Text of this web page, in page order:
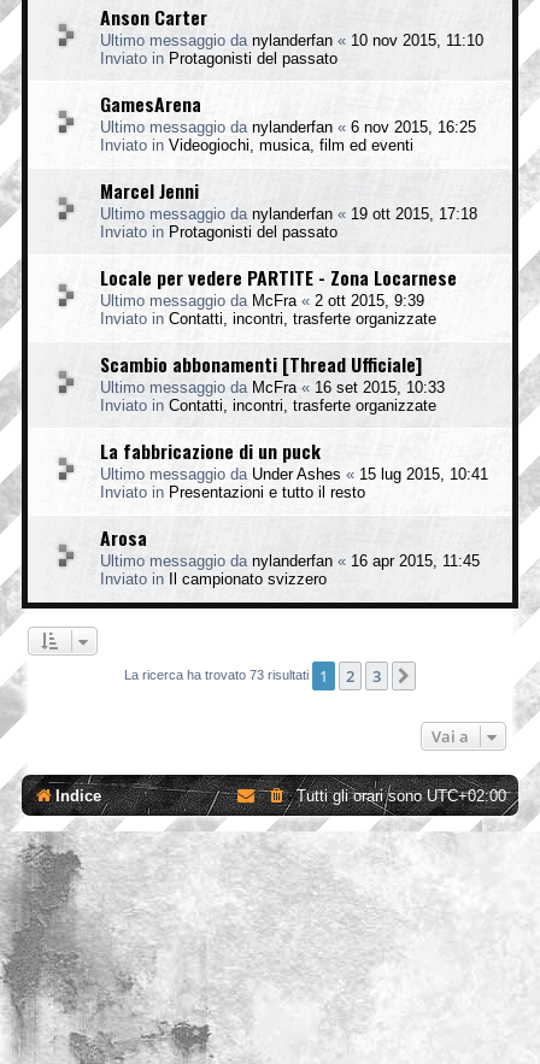
Anson Carter
Ultimo messaggio da nylanderfan « 10 nov 2015, 11:10
Inviato in Protagonisti del passato
GamesArena
Ultimo messaggio da nylanderfan « 6 nov 2015, 16:25
Inviato in Videogiochi, musica, film ed eventi
Marcel Jenni
Ultimo messaggio da nylanderfan « 19 ott 2015, 17:18
Inviato in Protagonisti del passato
Locale per vedere PARTITE - Zona Locarnese
Ultimo messaggio da McFra « 2 ott 2015, 9:39
Inviato in Contatti, incontri, trasferte organizzate
Scambio abbonamenti [Thread Ufficiale]
Ultimo messaggio da McFra « 16 set 2015, 10:33
Inviato in Contatti, incontri, trasferte organizzate
La fabbricazione di un puck
Ultimo messaggio da Under Ashes « 15 lug 2015, 10:41
Inviato in Presentazioni e tutto il resto
Arosa
Ultimo messaggio da nylanderfan « 16 apr 2015, 11:45
Inviato in
Il campionato svizzero
La ricerca ha trovato 73 risultati 1 2 3
Vai a
Indice Tutti gli orari sonoUTC+02:00